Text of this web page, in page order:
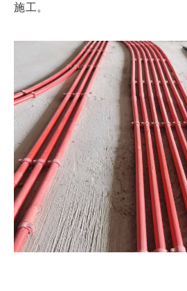
施工。